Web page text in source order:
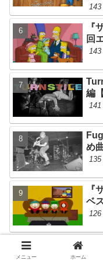
『
回
編
め
『
ベ
『
エ
メニュー ホーム